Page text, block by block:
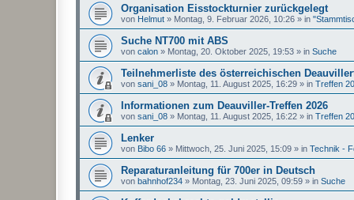
Organisation Eisstockturnier zurückgelegt
von Helmut » Montag, 9. Februar 2026, 10:26 » in
Suche NT700 mit ABS
von calon » Montag, 20. Oktober 2025, 19:53 » in Suche
Teilnehmerliste des österreichischen
von sani_08 » Montag, 11. August 2025, 16:29 » in Treffen
Informationen zum Deauviller-Treffen 2026
von sani_08 » Montag, 11. August 2025, 16:22 » in Treffen
Lenker
von Bibo 66 » Mittwoch, 25. Juni 2025, 15:09 » in Technik -
Reparaturanleitung für 700er in Deutsch
von bahnhof234 » Montag, 23. Juni 2025, 09:59 » in Suche